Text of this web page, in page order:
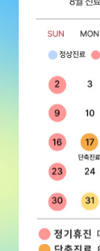
주름 보톡
원더브
나거나 관리
관리도 받았
잠실점
친절하시고
이○재
주시간도 널
실장님 안계
지 강남점은